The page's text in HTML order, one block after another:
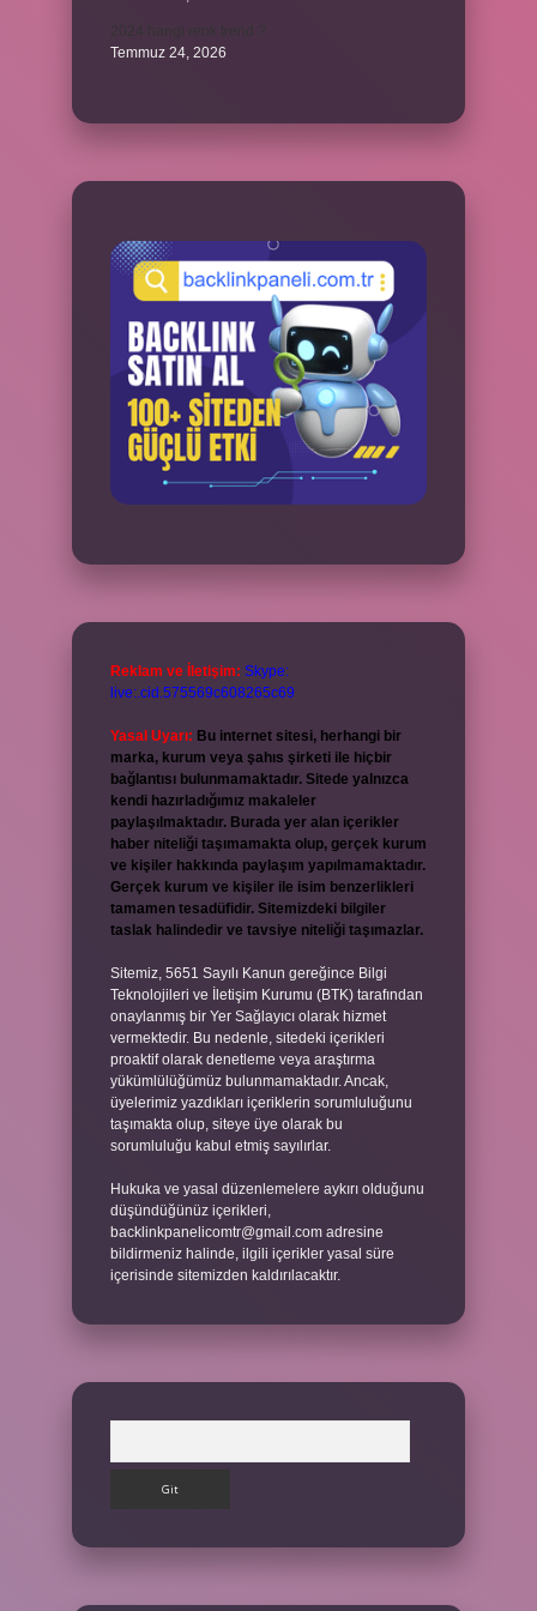
Temmuz 24, 2026
Reklam ve İletişim: Skype:
live:.cid.575569c608265c69
Yasal Uyarı: Bu internet sitesi, herhangi bir
marka, kurum veya şahıs şirketi ile hiçbir
bağlantısı bulunmamaktadır. Sitede yalnızca
kendi hazırladığımız makaleler
paylaşılmaktadır. Burada yer alan içerikler
haber niteliği taşımamakta olup, gerçek kurum
ve kişiler hakkında paylaşım yapılmamaktadır.
Gerçek kurum ve kişiler ile isim benzerlikleri
tamamen tesadüfidir. Sitemizdeki bilgiler
taslak halindedir ve tavsiye niteliği taşımazlar.
Sitemiz, 5651 Sayılı Kanun gereğince Bilgi
Teknolojileri ve İletişim Kurumu (BTK) tarafından
onaylanmış bir Yer Sağlayıcı olarak hizmet
vermektedir. Bu nedenle, sitedeki içerikleri
proaktif olarak denetleme veya araştırma
yükümlülüğümüz bulunmamaktadır. Ancak,
üyelerimiz yazdıkları içeriklerin sorumluluğunu
taşımakta olup, siteye üye olarak bu
sorumluluğu kabul etmiş sayılırlar.
Hukuka ve yasal düzenlemelere aykırı olduğunu
düşündüğünüz içerikleri,
backlinkpanelicomtr@gmail.com adresine
bildirmeniz halinde, ilgili içerikler yasal süre
içerisinde sitemizden kaldırılacaktır.